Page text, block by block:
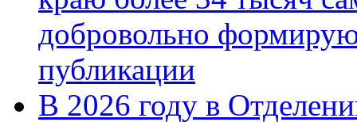
добровольно
публикации
В 2026 году в